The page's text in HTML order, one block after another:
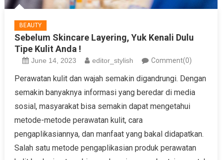
BEAUTY
Sebelum Skincare Layering, Yuk Kenali Dulu
Tipe Kulit Anda !
June 14, 2023 editor_stylish Comment(0)
Perawatan kulit dan wajah semakin digandrungi. Dengan
semakin banyaknya informasi yang beredar di media
sosial, masyarakat bisa semakin dapat mengetahui
metode-metode perawatan kulit, cara
pengaplikasiannya, dan manfaat yang bakal didapatkan.
Salah satu metode pengaplikasian produk perawatan